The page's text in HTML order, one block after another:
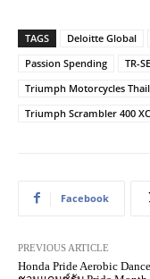
TAGS Deloitte Global
Passion Spending
TR-
Triumph Motorcycles
Triumph Scrambler 400
Facebook
PREVIOUS ARTICLE
Honda Pride Aerobic